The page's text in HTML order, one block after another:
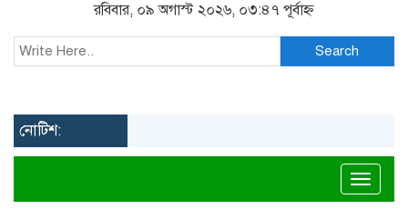
রবিবার, ০৯ অগাস্ট ২০২৬, ০৩:৪৭ পূর্বাহ্ন
Search
নোটিশ: